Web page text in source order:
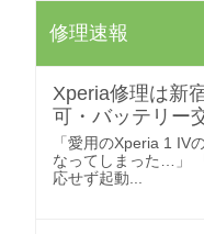
修理速報
Xperia修理は新
可・バッテリー
「愛用のXperia 1 IV
なってしまった…」
応せず起動...